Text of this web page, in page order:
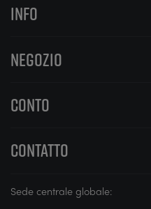
INFO
NEGOZIO
CONTO
CONTATTO
Sede centrale globale: